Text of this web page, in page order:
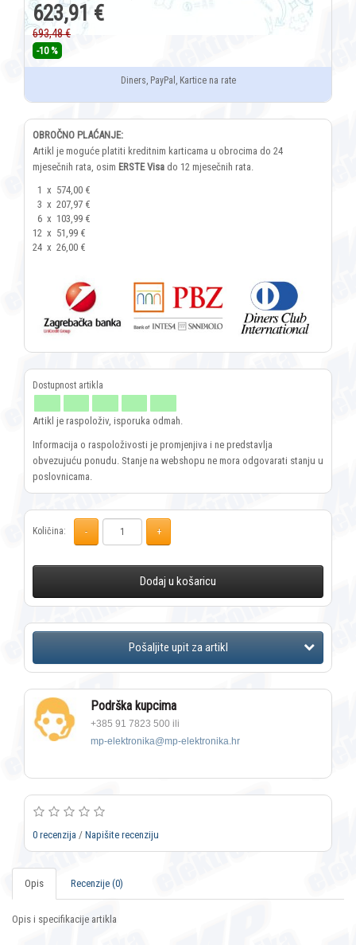
623,91 €
693,48 €
-10 %
Diners, PayPal, Kartice na rate
OBROČNO PLAĆANJE:
Artikl je moguće platiti kreditnim karticama u obrocima do 24
mjesečnih rata, osim ERSTE Visa do 12 mjesečnih rata.
1 x 574,00 €
3 x 207,97 €
6 x 103,99 €
12 x 51,99 €
24 x 26,00 €
Artikl je raspoloživ, isporuka odmah.
Informacija o raspoloživosti je promjenjiva i ne predstavlja
obvezujuću ponudu. Stanje na webshopu ne mora odgovarati stanju u
poslovnicama.
Količina:
Dodaj u košaricu
Podrška kupcima
+385 91 7823 500 ili
mp-elektronika@mp-elektronika.hr
0 recenzija / Napišite recenziju
Opis Recenzije (0)
Opis i specifikacije artikla